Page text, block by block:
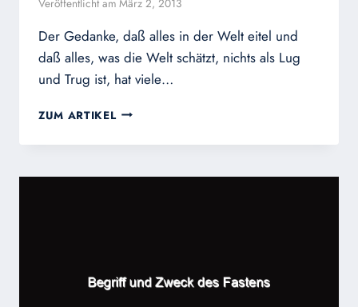
Der Gedanke, daß alles in der Welt eitel und
daß alles, was die Welt schätzt, nichts als Lug
und Trug ist, hat viele…
ZUM ARTIKEL HL.
MARIA
LIGUORI:
SOLLEN